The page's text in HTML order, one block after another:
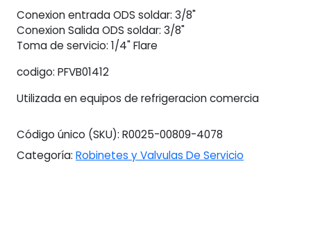
Conexion entrada ODS soldar: 3/8"
Conexion Salida ODS soldar: 3/8"
Toma de servicio: 1/4" Flare
codigo: PFVB01412
Utilizada en equipos de refrigeracion comercia
Código único (SKU): R0025-00809-4078
Categoría: Robinetes y Valvulas De Servicio